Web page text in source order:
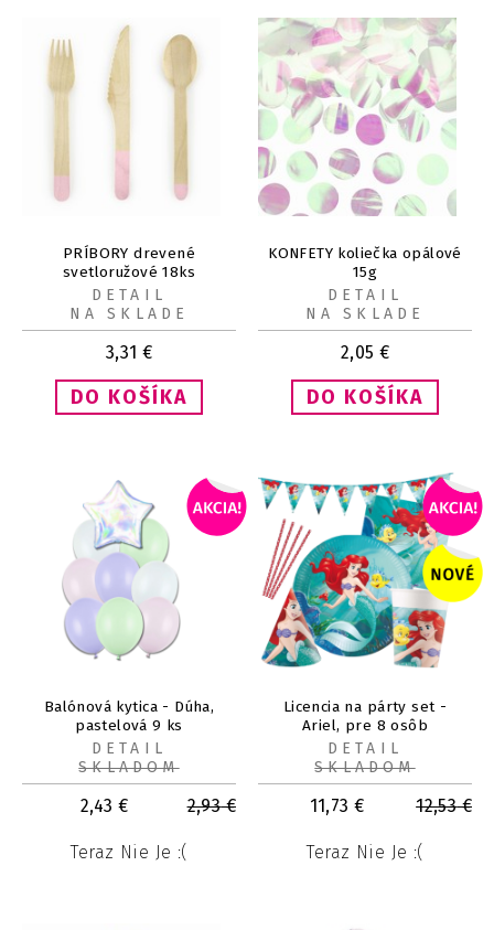
PRÍBORY drevené
svetloružové 18ks
3,31 €
DETAIL
NA SKLADE
KONFETY koliečka opálové
15g
2,05 €
DETAIL
NA SKLADE
Balónová kytica - Dúha,
pastelová 9 ks
2,43 € 2,93€
Teraz Nie Je :(
DETAIL
SKLADOM
Licencia na párty set -
Ariel, pre 8 osôb
11,73 € 12,53€
Teraz Nie Je :(
DETAIL
SKLADOM